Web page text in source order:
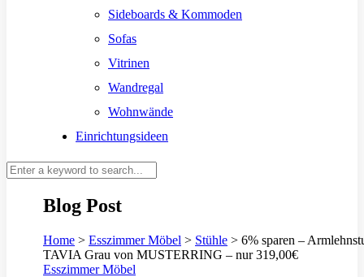
Sideboards & Kommoden
Sofas
Vitrinen
Wandregal
Wohnwände
Einrichtungsideen
Blog Post
Home > Esszimmer Möbel > Stühle > 6% sparen –
TAVIA Grau von MUSTERRING – nur 319,00€
Esszimmer Möbel